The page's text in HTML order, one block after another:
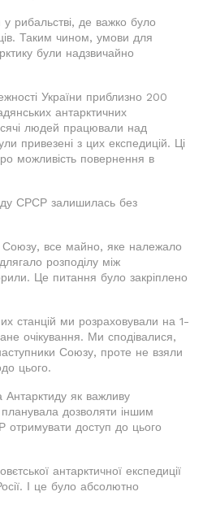
рибальстві, де важко було
Таким чином, умови для
були надзвичайно
України приблизно 200
антарктичних
людей працювали над
привезені з цих експедицій. Ці
можливість повернення в
СРСР залишилась без
Союзу, все майно, яке належало
розподілу між
Це питання було закріплено
станцій ми розраховували на 1-
очікування. Ми сподівалися,
Союзу, проте не взяли
цього.
Антарктиду як важливу
планувала дозволяти іншим
отримувати доступ до цього
антарктичної експедиції
І це було абсолютно